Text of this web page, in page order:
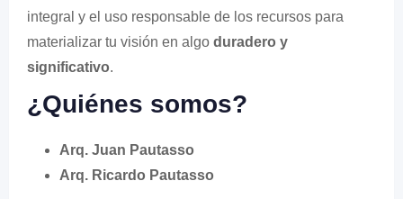
integral y el uso responsable de los recursos para
materializar tu visión en algo duradero y
significativo.
¿Quiénes somos?
Arq. Juan Pautasso
Arq. Ricardo Pautasso